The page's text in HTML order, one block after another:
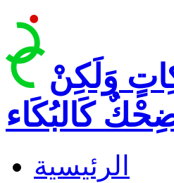
وَلَكِنْ
كَالبُكَاء
الرئيسية